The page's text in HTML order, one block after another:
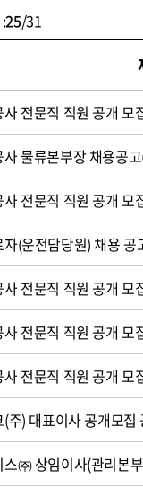
25/31
전문직 직원 공개 모
물류본부장 채용공
전문직 직원 공개 모
(운전담당원) 채용 공
전문직 직원 공개 모
전문직 직원 공개 모
전문직 직원 공개 모
주) 대표이사 공개모
㈜ 상임이사(관리본